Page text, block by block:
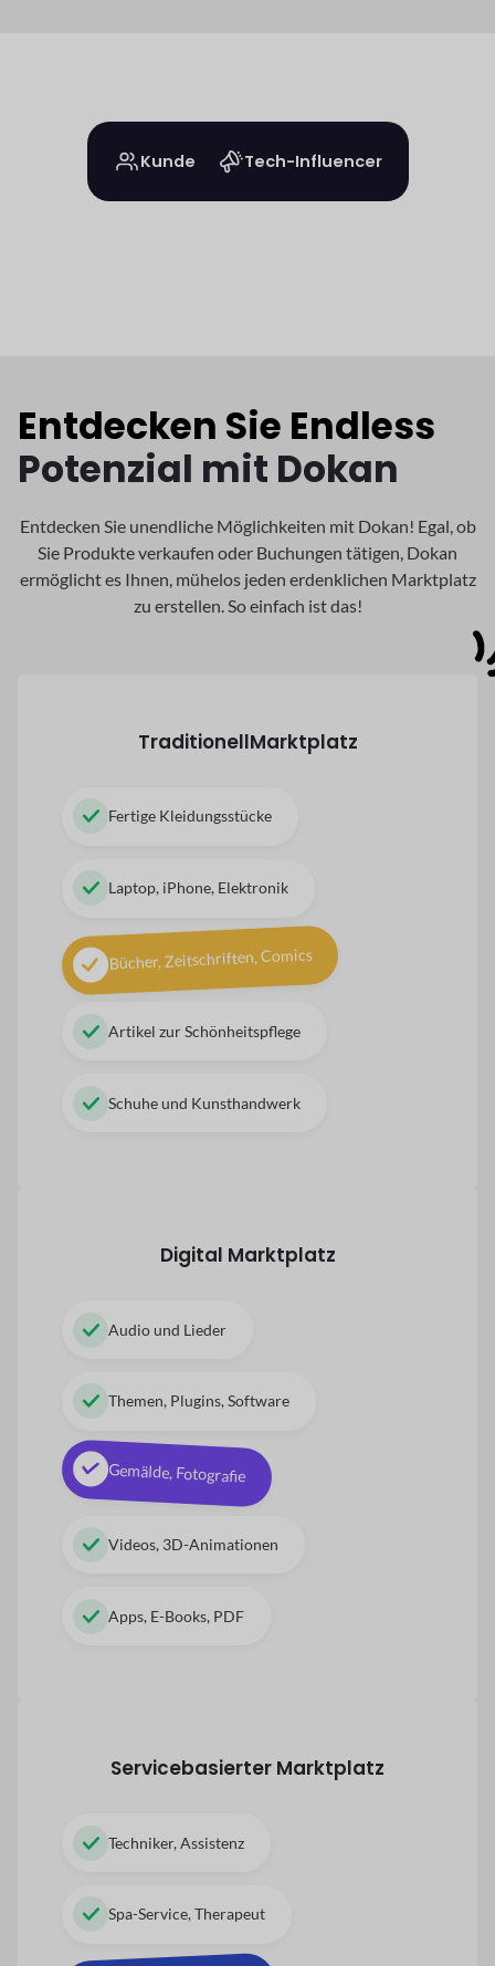
Kunde Tech-Influencer
Entdecken Sie Endless
Potenzial mit Dokan
Entdecken Sie unendliche Möglichkeiten mit Dokan! Egal, ob
Sie Produkte verkaufen oder Buchungen tätigen, Dokan
ermöglicht es Ihnen, mühelos jeden erdenklichen Marktplatz
zu erstellen. So einfach ist das!
TraditionellMarktplatz
Fertige Kleidungsstücke
Laptop, iPhone, Elektronik
Bücher, Zeitschriften, Comics
Artikel zur Schönheitspflege
Schuhe und Kunsthandwerk
Digital Marktplatz
Audio und Lieder
Themen, Plugins, Software
Gemälde, Fotografie
Videos, 3D-Animationen
Apps, E-Books, PDF
Servicebasierter Marktplatz
Techniker, Assistenz
Spa-Service, Therapeut